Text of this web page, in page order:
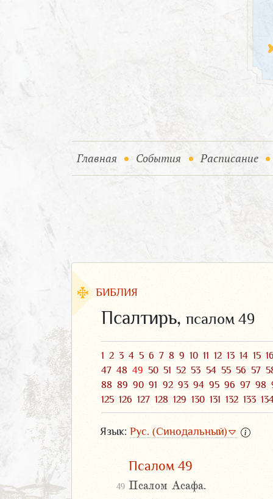
Главная (current)
События (current)
Расписание
БИБЛИЯ
Псалтирь, псалом 49
1 2 3 4 5 6 7 8 9 10 11 12 13 14 15 16
47 48 49 50 51 52 53 54 55 56 57
88 89 90 91 92 93 94 95 96 97 98
125 126 127 128 129 130 131 132 133
Язык: Рус. (Синодальный)
Псалом 49
49 Псалом Асафа.